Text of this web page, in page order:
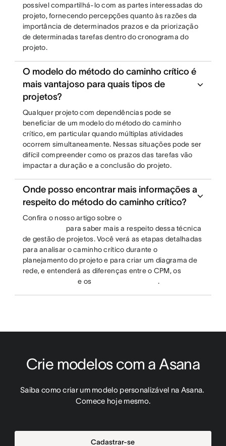
possível compartilhá-lo com as partes interessadas do
projeto, fornecendo percepções quanto às razões da
importância de determinados prazos e da priorização
de determinadas tarefas dentro do cronograma do
projeto.
O modelo do método do caminho crítico é
mais vantajoso para quais tipos de
projetos?
Qualquer projeto com dependências pode se
beneficiar de um modelo do método do caminho
crítico, em particular quando múltiplas atividades
ocorrem simultaneamente. Nessas situações pode ser
difícil compreender como os prazos das tarefas vão
impactar a duração e a conclusão do projeto.
Onde posso encontrar mais informações a
respeito do método do caminho crítico?
Confira o nosso artigo sobre o
para saber mais a respeito dessa técnica
de gestão de projetos. Você verá as etapas detalhadas
para analisar o caminho crítico durante o
planejamento do projeto e para criar um diagrama de
rede, e entenderá as diferenças entre o CPM, os
e os
.
Crie modelos com a Asana
Saiba como criar um modelo personalizável na Asana.
Comece hoje mesmo.
Cadastrar-se